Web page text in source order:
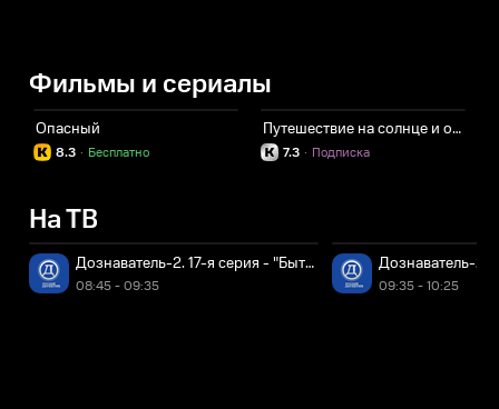
Фильмы и сериалы
Опасный
8.3 Бесплатно
·
Путешествие на солнце и обратно
7.3 Подписка
·
На ТВ
Дознаватель-2. 17-я серия - "Бытовой конфликт"
08:45 - 09:35
Дознаватель-2.
09:35 - 10:25